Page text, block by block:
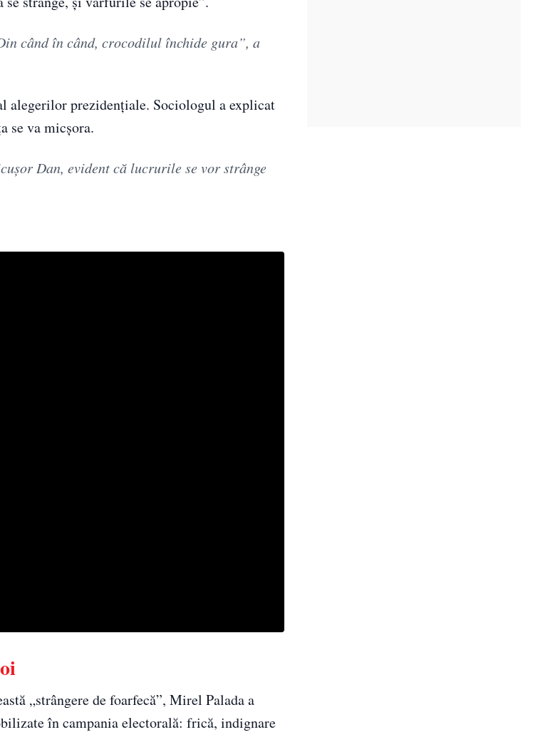
când în când, crocodilul închide gura”, a
alegerilor prezidențiale. Sociologul a explicat
se va micșora.
Dan, evident că lucrurile se vor strânge
„strângere de foarfecă”, Mirel Palada a
în campania electorală: frică, indignare